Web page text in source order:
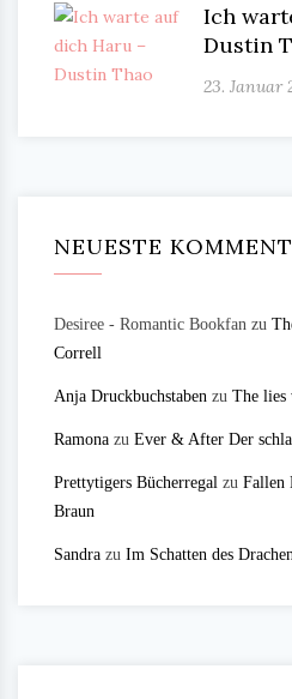
Ich
Dustin
23. Januar
NEUESTE
Desiree - Romantic Bookfan zu
Correll
Anja Druckbuchstaben zu The lies
Ramona zu Ever & After Der
Prettytigers Bücherregal zu Fallen
Braun
Sandra zu Im Schatten des